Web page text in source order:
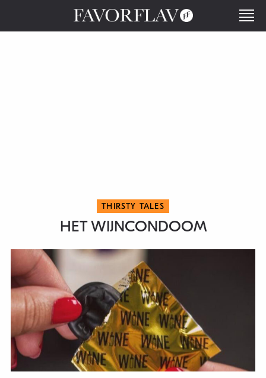
THIRSTY TALES
HET WIJNCONDOOM